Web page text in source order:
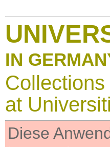
IN
at
Diese